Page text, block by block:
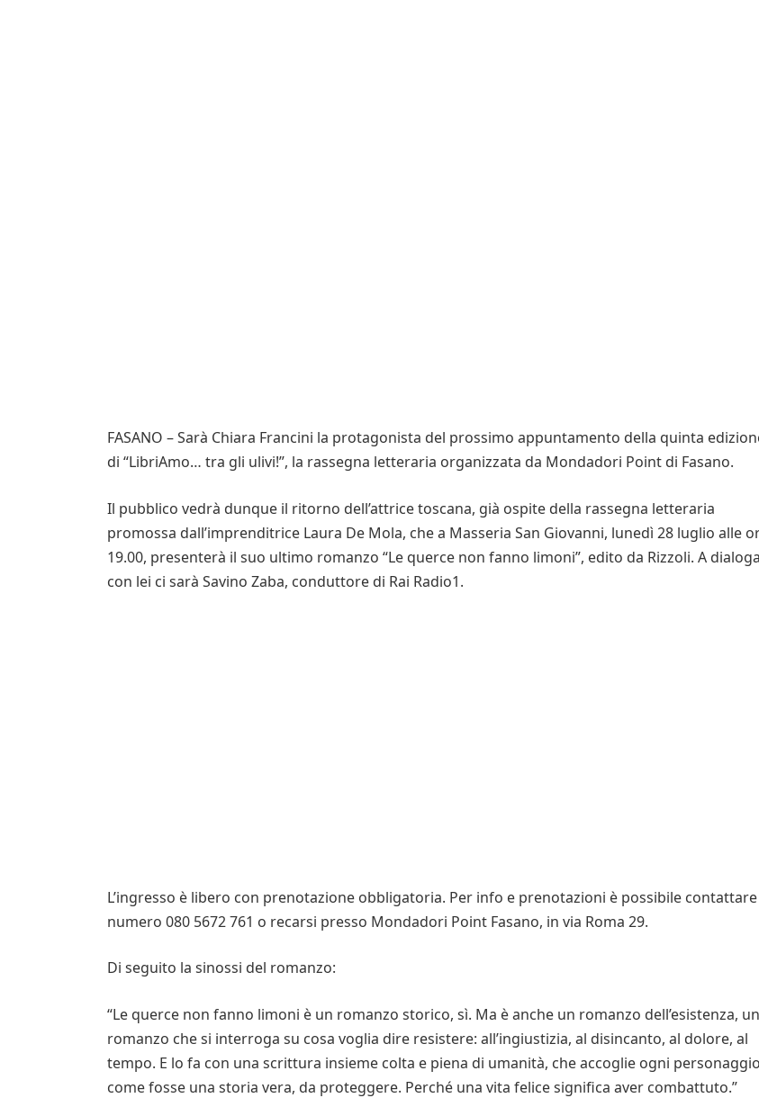
FASANO – Sarà Chiara Francini la protagonista del prossimo appuntamento della quinta
di “LibriAmo… tra gli ulivi!”, la rassegna letteraria organizzata da Mondadori Point di Fasano.
Il pubblico vedrà dunque il ritorno dell’attrice toscana, già ospite della rassegna letteraria
promossa dall’imprenditrice Laura De Mola, che a Masseria San Giovanni, lunedì 28 luglio alle
19.00, presenterà il suo ultimo romanzo “Le querce non fanno limoni”, edito da Rizzoli. A
con lei ci sarà Savino Zaba, conduttore di Rai Radio1.
L’ingresso è libero con prenotazione obbligatoria. Per info e prenotazioni è possibile
numero 080 5672 761 o recarsi presso Mondadori Point Fasano, in via Roma 29.
Di seguito la sinossi del romanzo:
“Le querce non fanno limoni è un romanzo storico, sì. Ma è anche un romanzo dell’esistenza, un
romanzo che si interroga su cosa voglia dire resistere: all’ingiustizia, al disincanto, al dolore, al
tempo. E lo fa con una scrittura insieme colta e piena di umanità, che accoglie ogni personaggio
come fosse una storia vera, da proteggere. Perché una vita felice significa aver combattuto.”